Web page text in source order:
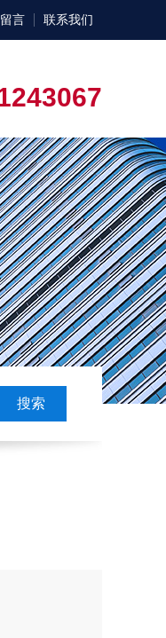
言 联系我们